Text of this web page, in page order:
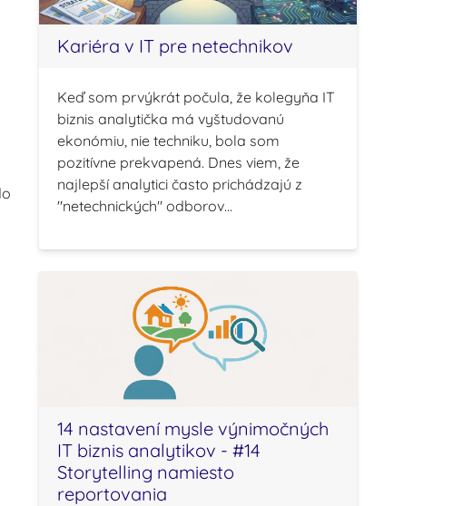
Kariéra v IT pre netechnikov
Keď som prvýkrát počula, že kolegyňa IT
biznis analytička má vyštudovanú
ekonómiu, nie techniku, bola som
pozitívne prekvapená. Dnes viem, že
najlepší analytici často prichádzajú z
"netechnických" odborov...
14 nastavení mysle výnimočných
IT biznis analytikov - #14
Storytelling namiesto
reportovania